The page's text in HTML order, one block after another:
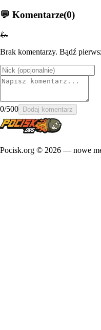
💬 Komentarze(0)
🦗
Brak komentarzy. Bądź
0/500 Dodaj komentarz
Pocisk.org © 2026 — nowe